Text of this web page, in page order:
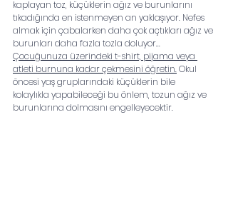
kaplayan toz, küçüklerin ağız ve burunlarını
tıkadığında en istenmeyen an yaklaşıyor. Nefes
almak için çabalarken daha çok açtıkları ağız ve
burunları daha fazla tozla doluyor...
Çocuğunuza üzerindeki t-shirt, pijama veya
atleti burnuna kadar çekmesini öğretin. Okul
öncesi yaş gruplarındaki küçüklerin bile
kolaylıkla yapabileceği bu önlem, tozun ağız ve
burunlarına dolmasını engelleyecektir.